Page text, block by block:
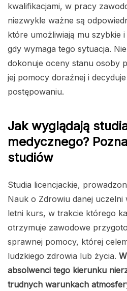
kwalifikacjami, w pracy
niezwykle ważne są
które umożliwiają mu szybkie
gdy wymaga tego sytuacja.
dokonuje oceny stanu osoby
jej pomocy doraźnej i
postępowaniu.
Jak wyglądają
medycznego?
studiów
Studia licencjackie,
Nauk o Zdrowiu danej uczelni
letni kurs, w trakcie którego
otrzymuje zawodowe
sprawnej pomocy, której
ludzkiego zdrowia lub życia.
absolwenci tego kierunku
trudnych warunkach